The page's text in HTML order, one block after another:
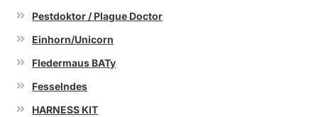
Pestdoktor / Plague Doctor
Einhorn/Unicorn
Fledermaus BATy
Fesselndes
HARNESS KIT